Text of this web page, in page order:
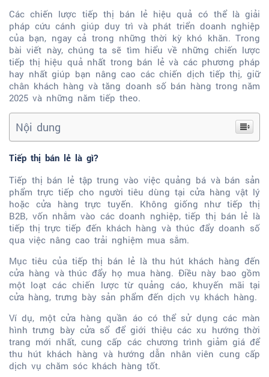
Các chiến lược tiếp thị bán lẻ hiệu quả có thể là giải
pháp cứu cánh giúp duy trì và phát triển doanh nghiệp
của bạn, ngay cả trong những thời kỳ khó khăn. Trong
bài viết này, chúng ta sẽ tìm hiểu về những chiến lược
tiếp thị hiệu quả nhất trong bán lẻ và các phương pháp
hay nhất giúp bạn nâng cao các chiến dịch tiếp thị, giữ
chân khách hàng và tăng doanh số bán hàng trong năm
2025 và những năm tiếp theo.
Nội dung
Tiếp thị bán lẻ là gì?
Tiếp thị bán lẻ tập trung vào việc quảng bá và bán sản
phẩm trực tiếp cho người tiêu dùng tại cửa hàng vật lý
hoặc cửa hàng trực tuyến. Không giống như tiếp thị
B2B, vốn nhắm vào các doanh nghiệp, tiếp thị bán lẻ là
tiếp thị trực tiếp đến khách hàng và thúc đẩy doanh số
qua việc nâng cao trải nghiệm mua sắm.
Mục tiêu của tiếp thị bán lẻ là thu hút khách hàng đến
cửa hàng và thúc đẩy họ mua hàng. Điều này bao gồm
một loạt các chiến lược từ quảng cáo, khuyến mãi tại
cửa hàng, trưng bày sản phẩm đến dịch vụ khách hàng.
Ví dụ, một cửa hàng quần áo có thể sử dụng các màn
hình trưng bày cửa sổ để giới thiệu các xu hướng thời
trang mới nhất, cung cấp các chương trình giảm giá để
thu hút khách hàng và hướng dẫn nhân viên cung cấp
dịch vụ chăm sóc khách hàng tốt.